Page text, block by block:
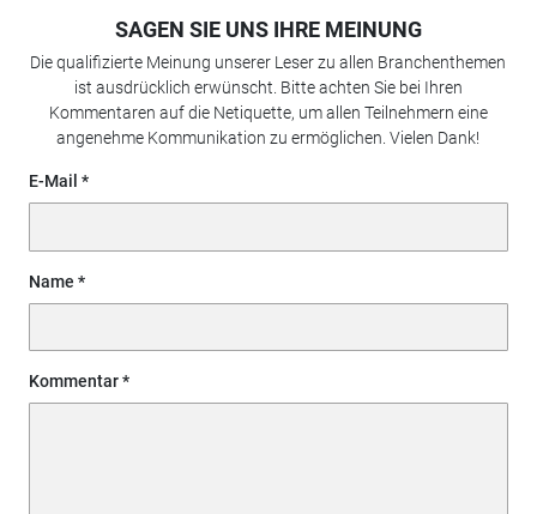
SAGEN SIE UNS IHRE MEINUNG
Die qualifizierte Meinung unserer Leser zu allen Branchenthemen
ist ausdrücklich erwünscht. Bitte achten Sie bei Ihren
Kommentaren auf die Netiquette, um allen Teilnehmern eine
angenehme Kommunikation zu ermöglichen. Vielen Dank!
E-Mail
Name
Kommentar